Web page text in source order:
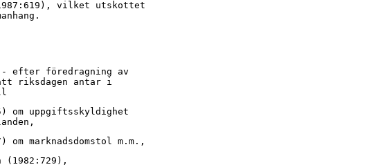
vilket utskottet
efter föredragning av
riksdagen antar i
om uppgiftsskyldighet
marknadsdomstol m.m.,
(1982:729),